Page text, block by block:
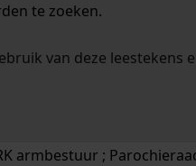
te zoeken.
van deze leestekens
armbestuur ;